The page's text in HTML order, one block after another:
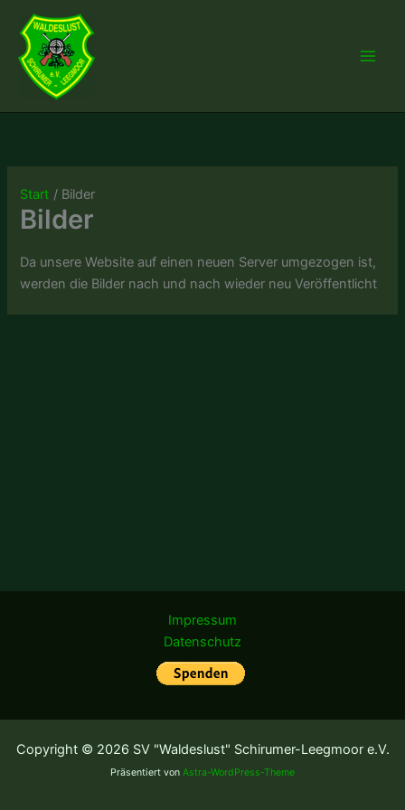
Inhalt
springen
Start Bilder
Bilder
Da unsere Website auf einen neuen Server umgezogen ist,
werden die Bilder nach und nach wieder neu Veröffentlicht
Impressum
Datenschutz
Copyright © 2026 SV "Waldeslust" Schirumer-Leegmoor e.V.
Präsentiert von Astra-WordPress-Theme